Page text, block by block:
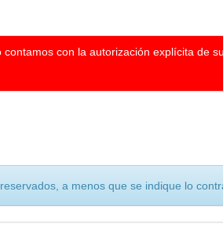
con la autorización explícita de
a menos que se indique lo